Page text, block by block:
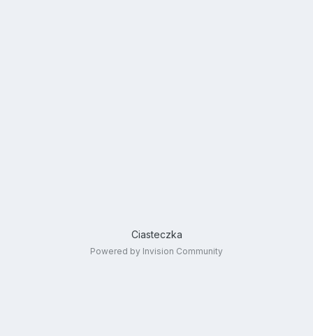
Ciasteczka
Powered by Invision Community